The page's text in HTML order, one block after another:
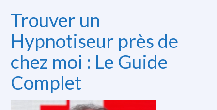
Trouver un
Hypnotiseur près de
chez moi : Le Guide
Complet